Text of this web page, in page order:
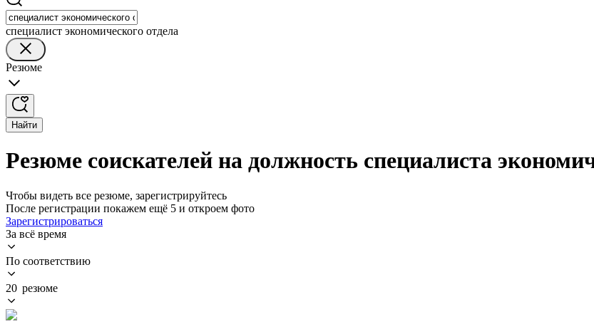
специалист экономического отдела
Резюме
Найти
Резюме соискателей на должность специалиста
Чтобы видеть все резюме, зарегистрируйтесь
После регистрации покажем ещё 5 и откроем фото
Зарегистрироваться
За всё время
По соответствию
20 резюме